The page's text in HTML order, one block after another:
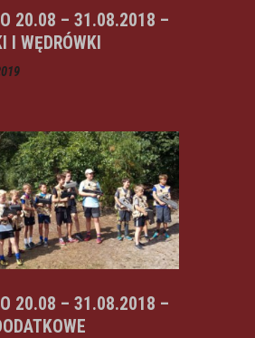
20.08 – 31.08.2018 –
I WĘDRÓWKI
20.08 – 31.08.2018 –